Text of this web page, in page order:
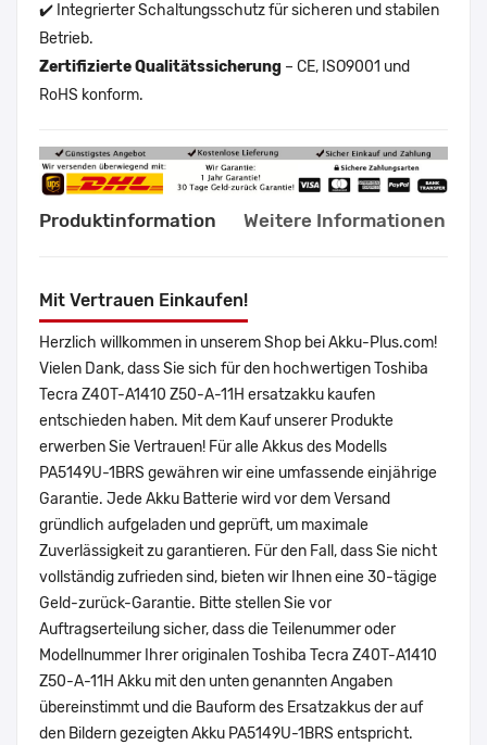
✔️ Integrierter Schaltungsschutz für sicheren und stabilen
Betrieb.
Zertifizierte Qualitätssicherung – CE, ISO9001 und
RoHS konform.
Produktinformation Weitere Informationen
Mit Vertrauen Einkaufen!
Herzlich willkommen in unserem Shop bei Akku-Plus.com!
Vielen Dank, dass Sie sich für den hochwertigen Toshiba
Tecra Z40T-A1410 Z50-A-11H ersatzakku kaufen
entschieden haben. Mit dem Kauf unserer Produkte
erwerben Sie Vertrauen! Für alle Akkus des Modells
PA5149U-1BRS gewähren wir eine umfassende einjährige
Garantie. Jede Akku Batterie wird vor dem Versand
gründlich aufgeladen und geprüft, um maximale
Zuverlässigkeit zu garantieren. Für den Fall, dass Sie nicht
vollständig zufrieden sind, bieten wir Ihnen eine 30-tägige
Geld-zurück-Garantie. Bitte stellen Sie vor
Auftragserteilung sicher, dass die Teilenummer oder
Modellnummer Ihrer originalen Toshiba Tecra Z40T-A1410
Z50-A-11H Akku mit den unten genannten Angaben
übereinstimmt und die Bauform des Ersatzakkus der auf
den Bildern gezeigten Akku PA5149U-1BRS entspricht.